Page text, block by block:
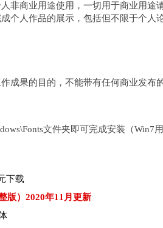
非商业用途使用，一切用于商业用
个人作品的展示，包括但不限于个人
成果的目的，不能带有任何商业发布
文件夹即可完成安装（Win7
下载
版）2020年11月更新